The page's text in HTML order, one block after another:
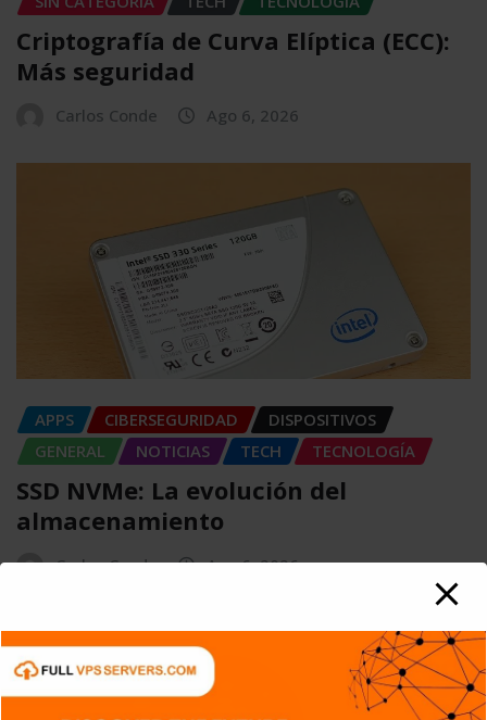
Criptografía de Curva Elíptica (ECC):
Más seguridad
Carlos Conde Ago 6, 2026
APPS CIBERSEGURIDAD
DISPOSITIVOS
GENERAL
NOTICIAS TECH TECNOLOGÍA
SSD NVMe: La evolución del
almacenamiento
Carlos Conde Ago 6, 2026